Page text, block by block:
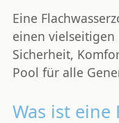
Eine
einen
Sicherheit,
Pool für alle
Was ist eine